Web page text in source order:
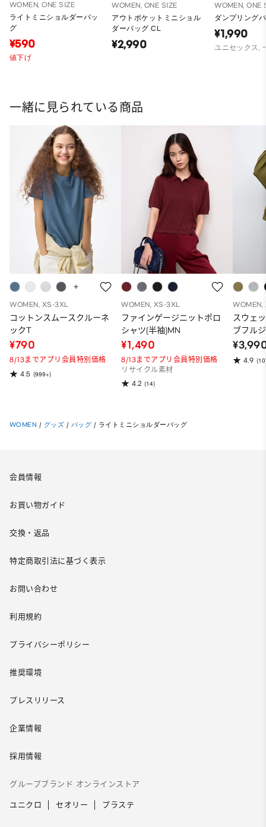
WOMEN, ONE SIZE
ライトミニショルダーバッ
グ
¥590
値下げ
WOMEN, ONE SIZE
アウトポケットミニショル
ダーバッグ CL
¥2,990
WOMEN, ONE
ダンプリング
¥1,990
ユニセックス,
一緒に見られている商品
WOMEN, XS-3XL
コットンスムースクルーネ
ックT
¥790
8/13までアプリ会員特別価格
4.5 (999+)
WOMEN, XS-3XL
ファインゲージニットポロ
シャツ(半袖)MN
¥1,490
8/13までアプリ会員特別価格
リサイクル素材
4.2 (14)
WOMEN,
スウェ
ブフル
ーパー
ット）
4.9
WOMEN / グッズ / バッグ / ライトミニショルダーバッグ
会員情報
お買い物ガイド
交換・返品
特定商取引法に基づく表示
お問い合わせ
利用規約
プライバシーポリシー
推奨環境
プレスリリース
企業情報
採用情報
グループブランド オンラインストア
ユニクロ セオリー プラステ